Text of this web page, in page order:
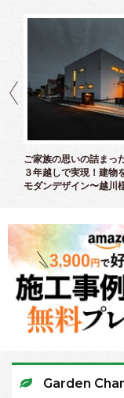
ご家族の思いの詰まっ
３年越しで実現！建物
モダンデザイン〜越川
Garden